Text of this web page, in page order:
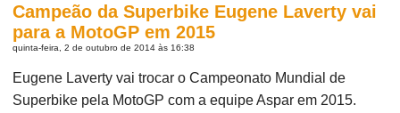
Campeão da Superbike Eugene Laverty vai
para a MotoGP em 2015
quinta-feira, 2 de outubro de 2014 às 16:38
Eugene Laverty vai trocar o Campeonato Mundial de
Superbike pela MotoGP com a equipe Aspar em 2015.